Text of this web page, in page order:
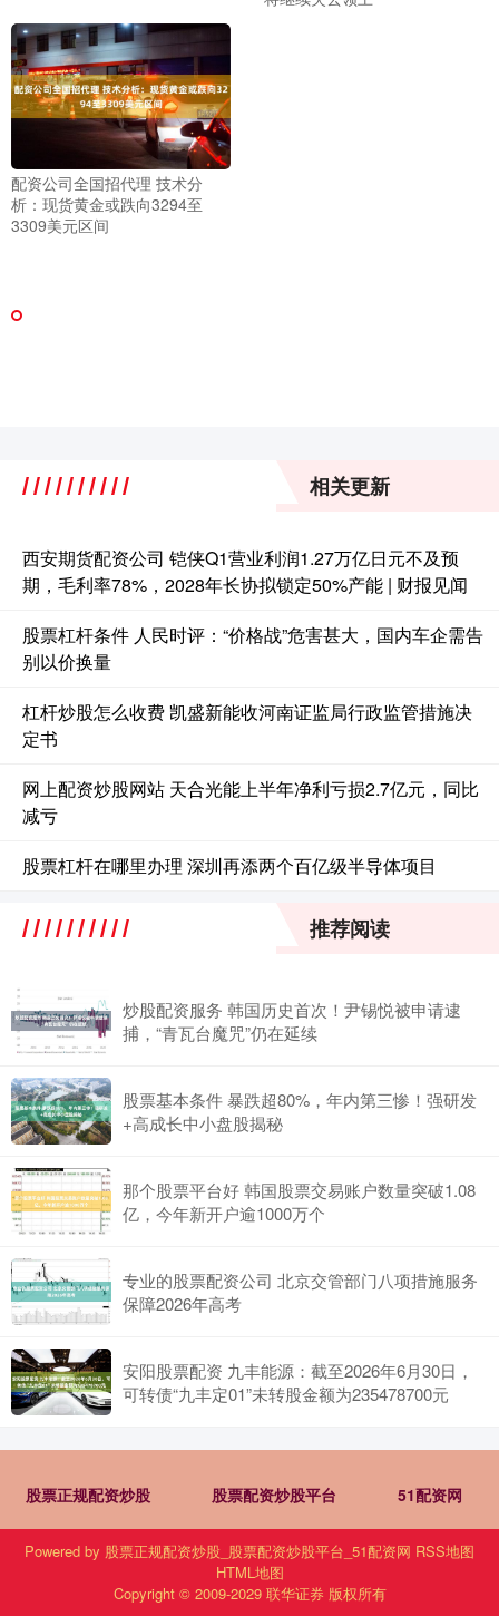
配资公司全国招代理 技术分
析：现货黄金或跌向3294至
3309美元区间
相关更新
西安期货配资公司 铠侠Q1营业利润1.27万亿日元不及预
期，毛利率78%，2028年长协拟锁定50%产能 | 财报见闻
股票杠杆条件 人民时评：“价格战”危害甚大，国内车企需告
别以价换量
杠杆炒股怎么收费 凯盛新能收河南证监局行政监管措施决
定书
网上配资炒股网站 天合光能上半年净利亏损2.7亿元，同比
减亏
股票杠杆在哪里办理 深圳再添两个百亿级半导体项目
推荐阅读
炒股配资服务 韩国历史首次！尹锡悦被申请逮
捕，“青瓦台魔咒”仍在延续
股票基本条件 暴跌超80%，年内第三惨！强研发
+高成长中小盘股揭秘
那个股票平台好 韩国股票交易账户数量突破1.08
亿，今年新开户逾1000万个
专业的股票配资公司 北京交管部门八项措施服务
保障2026年高考
安阳股票配资 九丰能源：截至2026年6月30日，
可转债“九丰定01”未转股金额为235478700元
股票正规配资炒股 股票配资炒股平台 51配资网
Powered by 股票正规配资炒股_股票配资炒股平台_51配资网 RSS地图
HTML地图
Copyright © 2009-2029 联华证券 版权所有